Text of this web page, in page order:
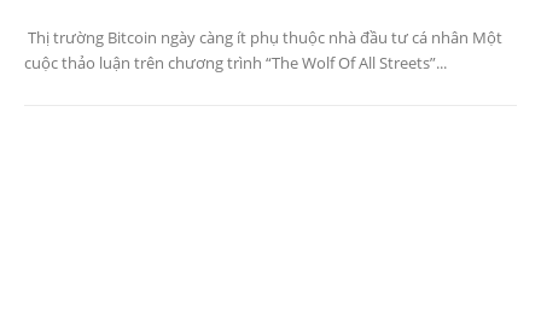
Thị trường Bitcoin ngày càng ít phụ thuộc nhà đầu tư cá nhân Một
cuộc thảo luận trên chương trình “The Wolf Of All Streets”...